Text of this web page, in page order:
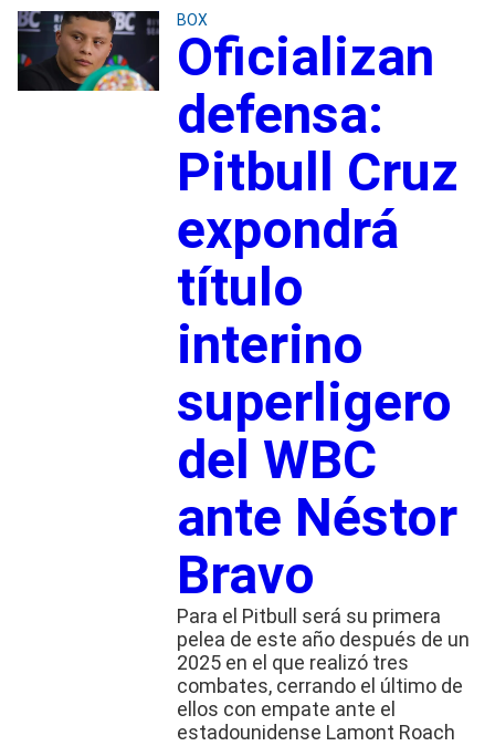
BOX
Oficializan
defensa:
Pitbull Cruz
expondrá
título
interino
superligero
del WBC
ante Néstor
Bravo
Para el Pitbull será su primera
pelea de este año después de un
2025 en el que realizó tres
combates, cerrando el último de
ellos con empate ante el
estadounidense Lamont Roach